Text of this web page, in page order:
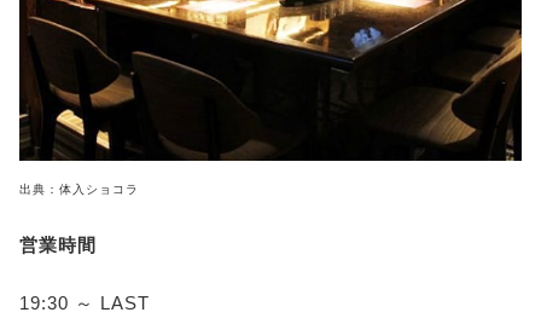
出典：体入ショコラ
営業時間
19:30 ～ LAST